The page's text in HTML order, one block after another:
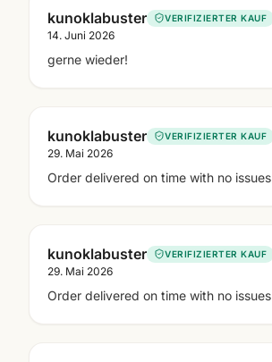
kunoklabuster VERIFIZIERTER KAUF
14. Juni 2026
gerne wieder!
kunoklabuster VERIFIZIERTER KAUF
29. Mai 2026
Order delivered on time with no issues
kunoklabuster VERIFIZIERTER KAUF
29. Mai 2026
Order delivered on time with no issues